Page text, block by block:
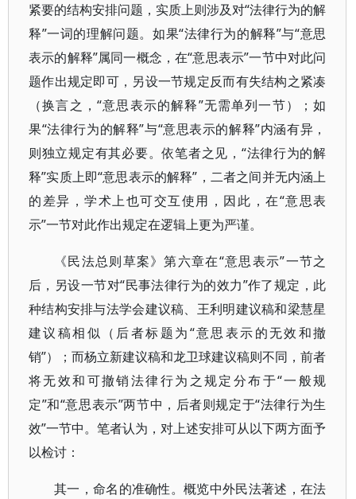
紧要的结构安排问题，实质上则涉及对“法律行为的解
释”一词的理解问题。如果“法律行为的解释”与“意思
表示的解释”属同一概念，在“意思表示”一节中对此问
题作出规定即可，另设一节规定反而有失结构之紧凑
（换言之，“意思表示的解释”无需单列一节）；如
果“法律行为的解释”与“意思表示的解释”内涵有异，
则独立规定有其必要。依笔者之见，“法律行为的解
释”实质上即“意思表示的解释”，二者之间并无内涵上
的差异，学术上也可交互使用，因此，在“意思表
示”一节对此作出规定在逻辑上更为严谨。
《民法总则草案》第六章在“意思表示”一节之
后，另设一节对“民事法律行为的效力”作了规定，此
种结构安排与法学会建议稿、王利明建议稿和梁慧星
建议稿相似（后者标题为“意思表示的无效和撤
销”）；而杨立新建议稿和龙卫球建议稿则不同，前者
将无效和可撤销法律行为之规定分布于“一般规
定”和“意思表示”两节中，后者则规定于“法律行为生
效”一节中。笔者认为，对上述安排可从以下两方面予
以检讨：
其一，命名的准确性。概览中外民法著述，在法